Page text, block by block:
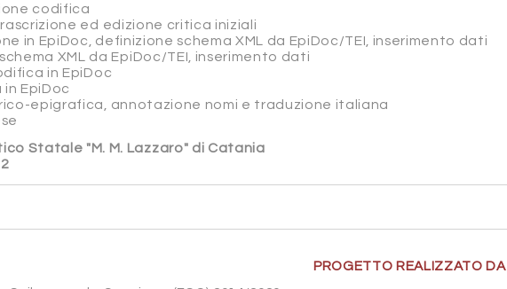
codifica
ed edizione critica iniziali
in EpiDoc, definizione schema XML da EpiDoc/TEI, inserimento dati
XML da EpiDoc/TEI, inserimento dati
in EpiDoc
EpiDoc
epigrafica, annotazione nomi e traduzione italiana
Statale "M. M. Lazzaro" di Catania
PROGETTO REALIZZATO DA